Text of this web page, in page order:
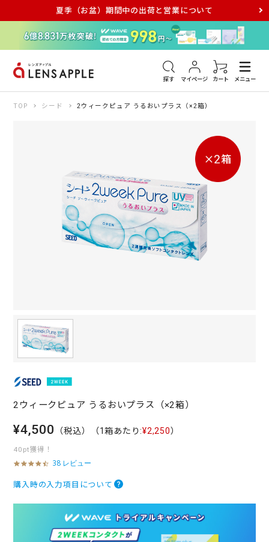
夏季（お盆）期間中の出荷と営業について
探す マイページ カート メニュー
アキュビュー メダリスト メガネ
TOP シード 2ウィークピュア うるおいプラス（×2箱）
2ウィークピュア うるおいプラス（×2箱）
¥4,500 （税込） （1箱あたり:¥2,250）
40pt獲得！
4
7
t
r
38 レビュー
購入時の入力項目について